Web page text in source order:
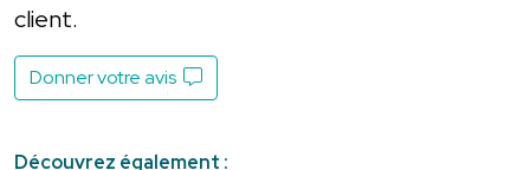
client.
Donner votre avis
Découvrez également :